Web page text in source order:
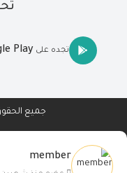
member
تجده على Play
جميع